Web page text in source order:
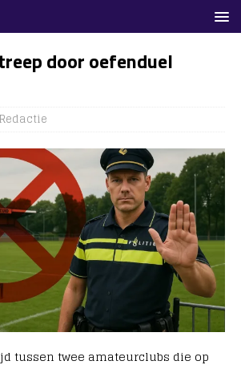
door oefenduel
Redactie
tussen twee amateurclubs die op